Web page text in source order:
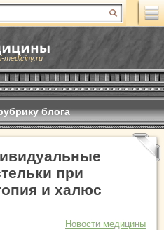
mediciny.ru
блога
при
и халюс
Новости медицины